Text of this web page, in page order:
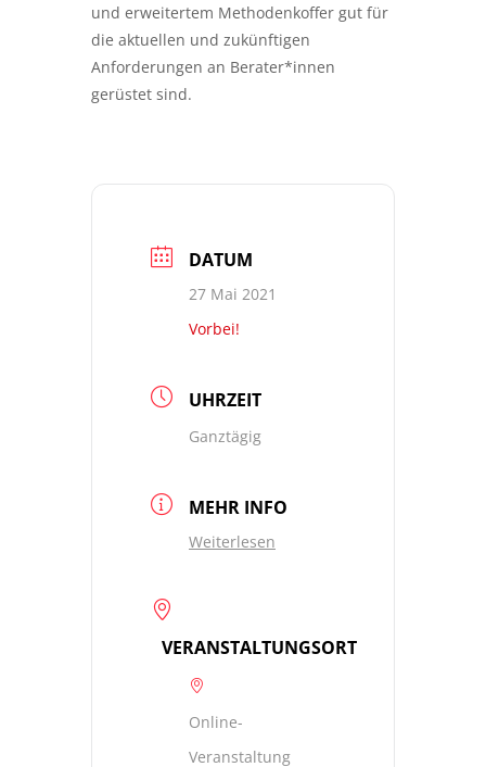
und erweitertem Methodenkoffer gut für
die aktuellen und zukünftigen
Anforderungen an Berater*innen
gerüstet sind.
DATUM
27 Mai 2021
Vorbei!
UHRZEIT
Ganztägig
MEHR INFO
Weiterlesen
VERANSTALTUNGSORT
Online-
Veranstaltung